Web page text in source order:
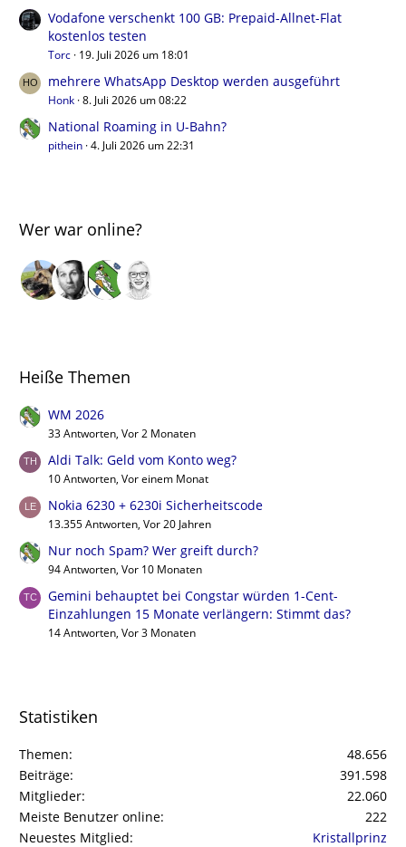
Vodafone verschenkt 100 GB: Prepaid-Allnet-Flat
kostenlos testen
Torc 19. Juli 2026 um 18:01
mehrere WhatsApp Desktop werden ausgeführt
Honk 8. Juli 2026 um 08:22
National Roaming in U-Bahn?
pithein 4. Juli 2026 um 22:31
Wer war online?
Heiße Themen
WM 2026
33 Antworten, Vor 2 Monaten
Aldi Talk: Geld vom Konto weg?
10 Antworten, Vor einem Monat
Nokia 6230 + 6230i Sicherheitscode
13.355 Antworten, Vor 20 Jahren
Nur noch Spam? Wer greift durch?
94 Antworten, Vor 10 Monaten
Gemini behauptet bei Congstar würden 1-Cent-
Einzahlungen 15 Monate verlängern: Stimmt das?
14 Antworten, Vor 3 Monaten
Statistiken
Themen
48.656
Beiträge
391.598
Mitglieder
22.060
Meiste Benutzer online
222
Neuestes Mitglied
Kristallprinz